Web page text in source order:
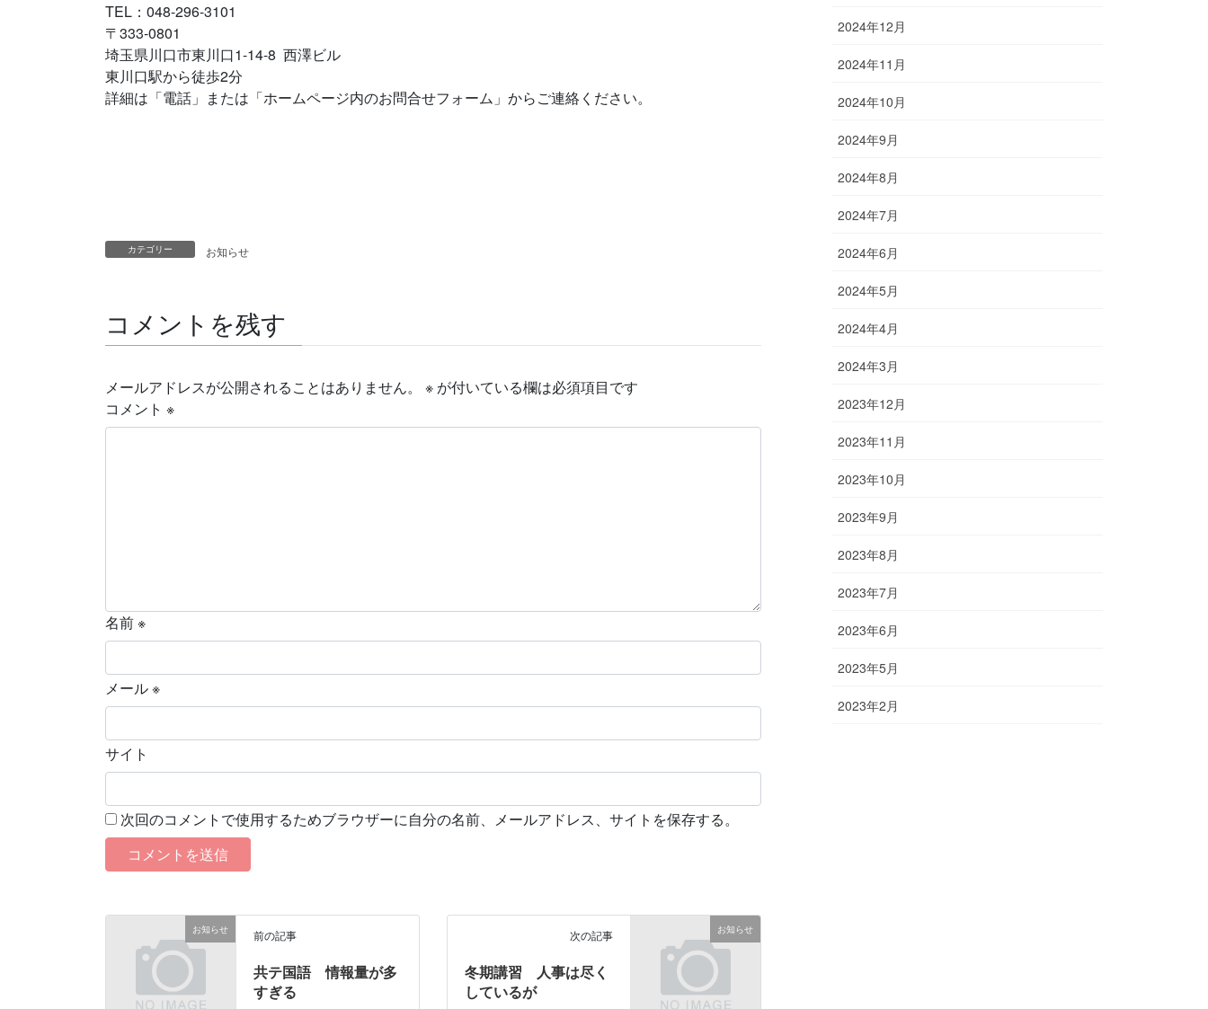
TEL：048-296-3101
〒333-0801
埼玉県川口市東川口1-14-8 西澤ビル
東川口駅から徒歩2分
詳細は「電話」または「ホームページ内のお問合せフォーム」からご連絡ください。
カテゴリー お知らせ
コメントを残す
メールアドレスが公開されることはありません。 ※ が付いている欄は必須項目です
コメント ※
名前※
メール※
サイト
次回のコメントで使用するためブラウザーに自分の名前、メールアドレス、サイトを保存する。
お知らせ 前の記事
共テ国語 情報量が多
すぎる
お知らせ
次の記事
冬期講習 人事は尽く
しているが
2024年12月
2024年11月
2024年10月
2024年9月
2024年8月
2024年7月
2024年6月
2024年5月
2024年4月
2024年3月
2023年12月
2023年11月
2023年10月
2023年9月
2023年8月
2023年7月
2023年6月
2023年5月
2023年2月